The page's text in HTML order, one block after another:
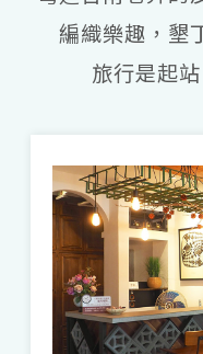
源遠傳承的編織
紛的圖騰與布飾
「Kamaro’an
1914 文創特區
統編織技法，由
包，以及輪傘草
草燈，更深受許
一路向東，在花
編織樂趣，墾
旅行是起